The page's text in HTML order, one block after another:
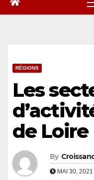
RÉGIONS
Les
de Loire
By
MAI 30, 2021